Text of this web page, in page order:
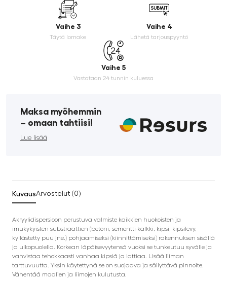
Vaihe 3
Täytä lomake
Vaihe 4
Lähetä tarjouspyyntö
Vaihe 5
Vastataan 24 tunnin kuluessa
Maksa myöhemmin
­– omaan tahtiisi!
Lue lisää
KuvausArvostelut (0)
Akryylidispersioon perustuva valmiste kaikkien huokoisten ja
imukykyisten substraattien (betoni, sementti-kalkki, kipsi, kipsilevy,
kyllästetty puu jne.) pohjaamiseksi (kiinnittämiseksi) rakennuksen sisällä
ja ulkopuolella. Korkean läpäisevyytensä vuoksi se tunkeutuu syvälle ja
vahvistaa tehokkaasti vanhaa kipsiä ja lattiaa. Lisää liiman
tarttuvuutta. Yksin käytettynä se on suojaava ja säilyttävä pinnoite.
Vähentää maalien ja liimojen kulutusta.